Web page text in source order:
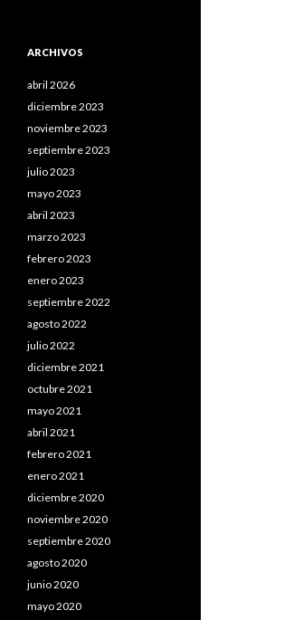
ARCHIVOS
abril 2026
diciembre 2023
noviembre 2023
septiembre 2023
julio 2023
mayo 2023
abril 2023
marzo 2023
febrero 2023
enero 2023
septiembre 2022
agosto 2022
julio 2022
diciembre 2021
octubre 2021
mayo 2021
abril 2021
febrero 2021
enero 2021
diciembre 2020
noviembre 2020
septiembre 2020
agosto 2020
junio 2020
mayo 2020